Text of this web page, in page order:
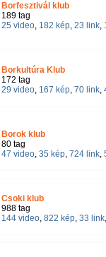
Borfesztivál klub
189 tag
25 video, 182 kép, 23 link,
Borkultúra Klub
172 tag
29 video, 167 kép, 70 link,
Borok klub
80 tag
47 video, 35 kép, 724 link,
Csoki klub
988 tag
144 video, 822 kép, 33 link